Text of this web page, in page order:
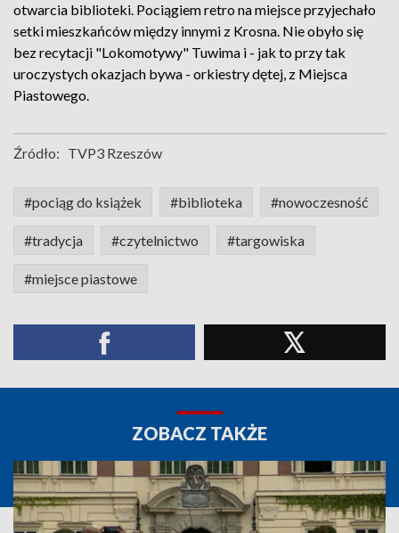
otwarcia biblioteki. Pociągiem retro na miejsce przyjechało
setki mieszkańców między innymi z Krosna. Nie obyło się
bez recytacji "Lokomotywy" Tuwima i - jak to przy tak
uroczystych okazjach bywa - orkiestry dętej, z Miejsca
Piastowego.
Źródło: TVP3 Rzeszów
#pociąg do książek #biblioteka #nowoczesność
#tradycja #czytelnictwo #targowiska
#miejsce piastowe
ZOBACZ TAKŻE